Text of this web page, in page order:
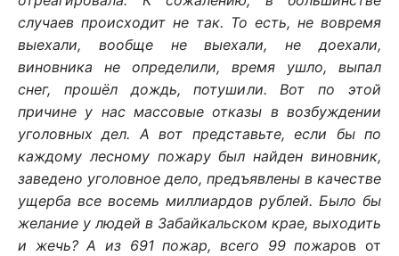
случаев происходит не так. То есть, не вовремя
выехали, вообще не выехали, не доехали,
виновника не определили, время ушло, выпал
снег, прошёл дождь, потушили. Вот по этой
причине у нас массовые отказы в возбуждении
уголовных дел. А вот представьте, если бы по
каждому лесному пожару был найден виновник,
заведено уголовное дело, предъявлены в качестве
ущерба все восемь миллиардов рублей. Было бы
желание у людей в Забайкальском крае, выходить
и жечь? А из 691 пожар, всего 99 пожаров от